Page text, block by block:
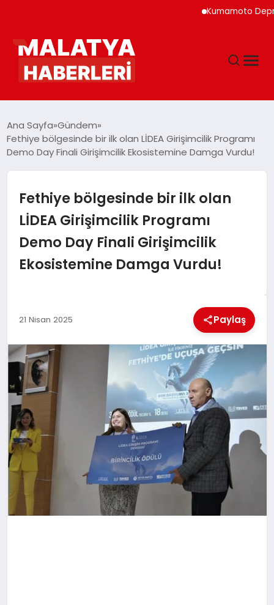
Kumamoto Depreminde
GÜNDEM
DÜNYA
EĞITIM
EKONOMI
SIYASET
SPOR
TEKNOLOJI
Ana Sayfa Gündem
Fethiye bölgesinde bir ilk olan LİDEA Girişimcilik Programı
Demo Day Finali Girişimcilik Ekosistemine Damga Vurdu!
Fethiye bölgesinde bir ilk olan
LİDEA Girişimcilik Programı
Demo Day Finali Girişimcilik
Ekosistemine Damga Vurdu!
21 Nisan 2025 Paylaş